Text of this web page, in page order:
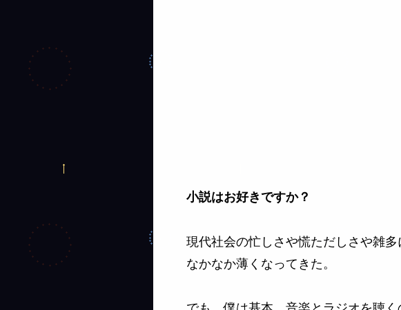
小説はお好きですか？
現代社会の忙しさや慌ただしさや雑
なかなか薄くなってきた。